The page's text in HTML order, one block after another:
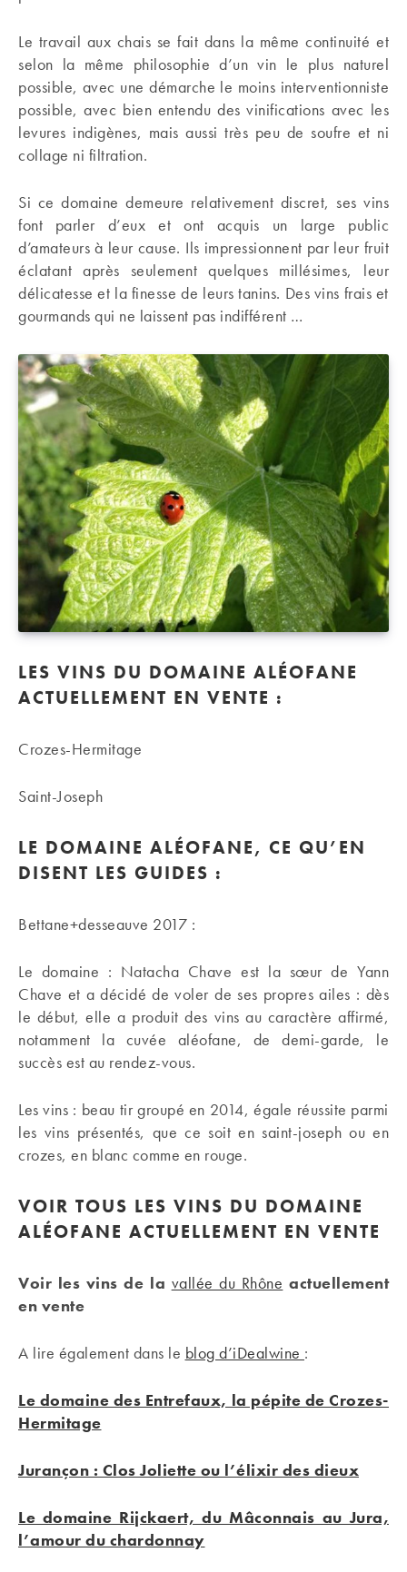
Le travail aux chais se fait dans la même continuité et
selon la même philosophie d’un vin le plus naturel
possible, avec une démarche le moins interventionniste
possible, avec bien entendu des vinifications avec les
levures indigènes, mais aussi très peu de soufre et ni
collage ni filtration.
Si ce domaine demeure relativement discret, ses vins
font parler d’eux et ont acquis un large public
d’amateurs à leur cause. Ils impressionnent par leur fruit
éclatant après seulement quelques millésimes, leur
délicatesse et la finesse de leurs tanins. Des vins frais et
gourmands qui ne laissent pas indifférent …
LES VINS DU DOMAINE ALÉOFANE
ACTUELLEMENT EN VENTE :
Crozes-Hermitage
Saint-Joseph
LE DOMAINE ALÉOFANE, CE QU’EN
DISENT LES GUIDES :
Bettane+desseauve 2017 :
Le domaine : Natacha Chave est la sœur de Yann
Chave et a décidé de voler de ses propres ailes : dès
le début, elle a produit des vins au caractère affirmé,
notamment la cuvée aléofane, de demi-garde, le
succès est au rendez-vous.
Les vins : beau tir groupé en 2014, égale réussite parmi
les vins présentés, que ce soit en saint-joseph ou en
crozes, en blanc comme en rouge.
VOIR TOUS LES VINS DU DOMAINE
ALÉOFANE ACTUELLEMENT EN VENTE
Voir les vins de la vallée du Rhône actuellement
en vente
A lire également dans le blog d’iDealwine :
Le domaine des Entrefaux, la pépite de Crozes-
Hermitage
Jurançon : Clos Joliette ou l’élixir des dieux
Le domaine Rijckaert, du Mâconnais au Jura,
l’amour du chardonnay